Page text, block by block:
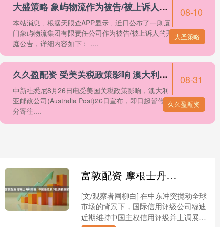
大盛策略 象屿物流作为被告/被上诉人的1起涉及买卖合同纠纷的诉讼将于2025年8月12日开庭
本站消息，根据天眼查APP显示，近日公布了一则厦
门象屿物流集团有限责任公司作为被告/被上诉人的开
庭公告，详细内容如下： ....
08-10
大圣策略
久久盈配资 受美关税政策影响 澳大利亚邮政暂停部分对美邮寄服务
中新社悉尼8月26日电受美国关税政策影响，澳大利
亚邮政公司(Australia Post)26日宣布，即日起暂停部
分寄往....
08-31
久久盈配资
富敦配资 摩根士丹利高管: 中国是危机下低调的赢家
[文/观察者网柳白] 在中东冲突搅动全球
市场的背景下，国际信用评级公司穆迪
近期维持中国主权信用评级并上调展望